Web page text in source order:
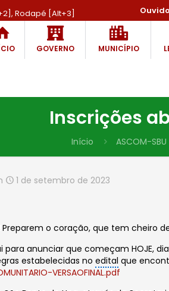
Rodapé [Alt+3]
GOVERNO MUNICÍPIO
Inscrições
Início ASCOM-SBU
1 de setembro de 2023
o coração, que tem cheiro
anunciar que começam HOJE, dia
estabelecidas noedital que
VERSAOFINAL.pdf